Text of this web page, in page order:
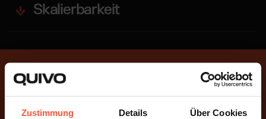
Zustimmung Details Über Cookies
Skalierbarkeit
Entfalte dein Potential